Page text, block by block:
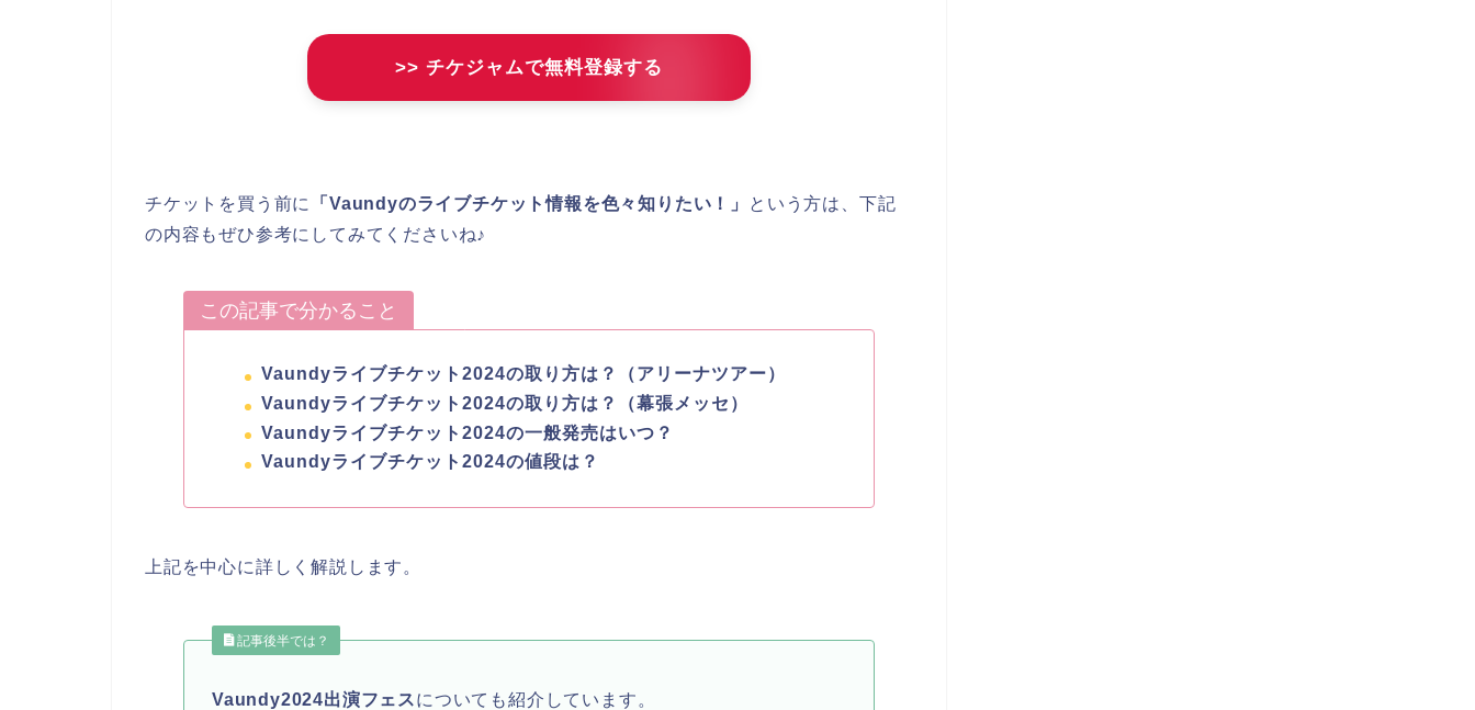
>> チケジャムで無料登録する
チケットを買う前に 「Vaundyのライブチケット情報を色々知りたい！」
という方は、下記
の内容もぜひ参考にしてみてくださいね♪
この記事で分かること
Vaundyライブチケット2024の取り方は？（アリーナツアー）
Vaundyライブチケット2024の取り方は？（幕張メッセ）
Vaundyライブチケット2024の一般発売はいつ？
Vaundyライブチケット2024の値段は？
上記を中心に詳しく解説します。
記事後半では？
Vaundy2024出演フェスについても紹介しています。